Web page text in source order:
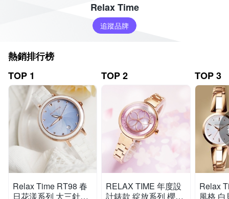
Relax Time
追蹤品牌
熱銷排行榜
TOP 1
Relax Time RT98 春
日花漾系列 大三針陶
TOP 2
RELAX TIME 年度設
計錶款 綻放系列 櫻花
TOP 3
Relax
風格 白